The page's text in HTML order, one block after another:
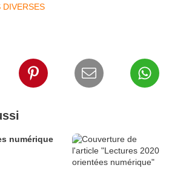
DIVERSES
numérique